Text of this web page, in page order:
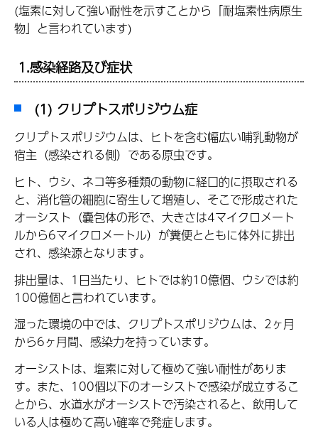
(塩素に対して強い耐性を示すことから「耐塩素性病原生
物」と言われています)
1.感染経路及び症状
(1) クリプトスポリジウム症
クリプトスポリジウムは、ヒトを含む幅広い哺乳動物が
宿主（感染される側）である原虫です。
ヒト、ウシ、ネコ等多種類の動物に経口的に摂取される
と、消化管の細胞に寄生して増殖し、そこで形成された
オーシスト（嚢包体の形で、大きさは4マイクロメート
ルから6マイクロメートル）が糞便とともに体外に排出
され、感染源となります。
排出量は、1日当たり、ヒトでは約10億個、ウシでは約
100億個と言われています。
湿った環境の中では、クリプトスポリジウムは、2ヶ月
から6ヶ月間、感染力を持っています。
オーシストは、塩素に対して極めて強い耐性がありま
す。また、100個以下のオーシストで感染が成立するこ
とから、水道水がオーシストで汚染されると、飲用して
いる人は極めて高い確率で発症します。